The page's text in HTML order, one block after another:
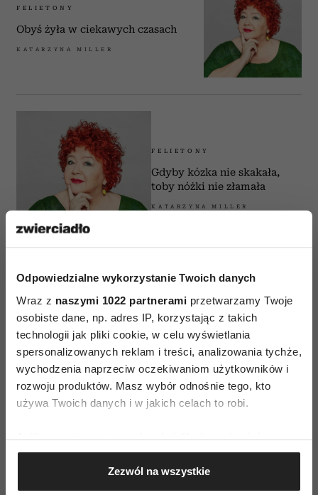
Odpowiedzialne wykorzystanie Twoich danych
Wraz z naszymi 1022 partnerami przetwarzamy Twoje
osobiste dane, np. adres IP, korzystając z takich
technologii jak pliki cookie, w celu wyświetlania
spersonalizowanych reklam i treści, analizowania tychże,
wychodzenia naprzeciw oczekiwaniom użytkowników i
rozwoju produktów. Masz wybór odnośnie tego, kto
używa Twoich danych i w jakich celach to robi.
Jeśli wyrazisz na to zgodę, chcielibyśmy również:
Gromadzić dane dotyczące Twojej lokalizacji
geograficznej z dokładnością nawet do kilku metrów
Identyfikować Twoje urządzenie, aktywnie
Zezwól na wszystkie
FELIETONY
Obyś żyła w ciekawych czasach
KATARZYNA MILLER
FELIETONY
Gdyby kózka nie skakała,
toby nóżki nie złamała
KATARZYNA MILLER
FELIETONY
Oczekiwanie najgorszego
chroni przed rozczarowaniem
KATARZYNA MILLER
Asertywność to w gruncie rzeczy